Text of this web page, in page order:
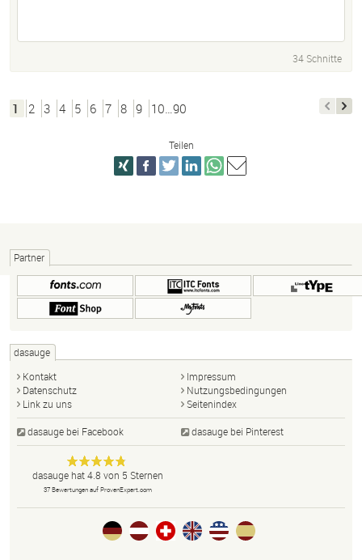
34 Schnitte
1 2 3 4 5 6 7 8 9 10…90
Teilen
Partner
dasauge
Kontakt
Impressum
Datenschutz
Nutzungsbedingungen
Link zu uns
Seitenindex
dasauge bei Facebook dasauge bei Pinterest
dasauge
Designer,
Fotografen,
Agenturen,
Portfolios
und Jobs.
Anonym
dasaugehat4.8 von 5 Sternen
37Bewertungen auf ProvenExpert.com